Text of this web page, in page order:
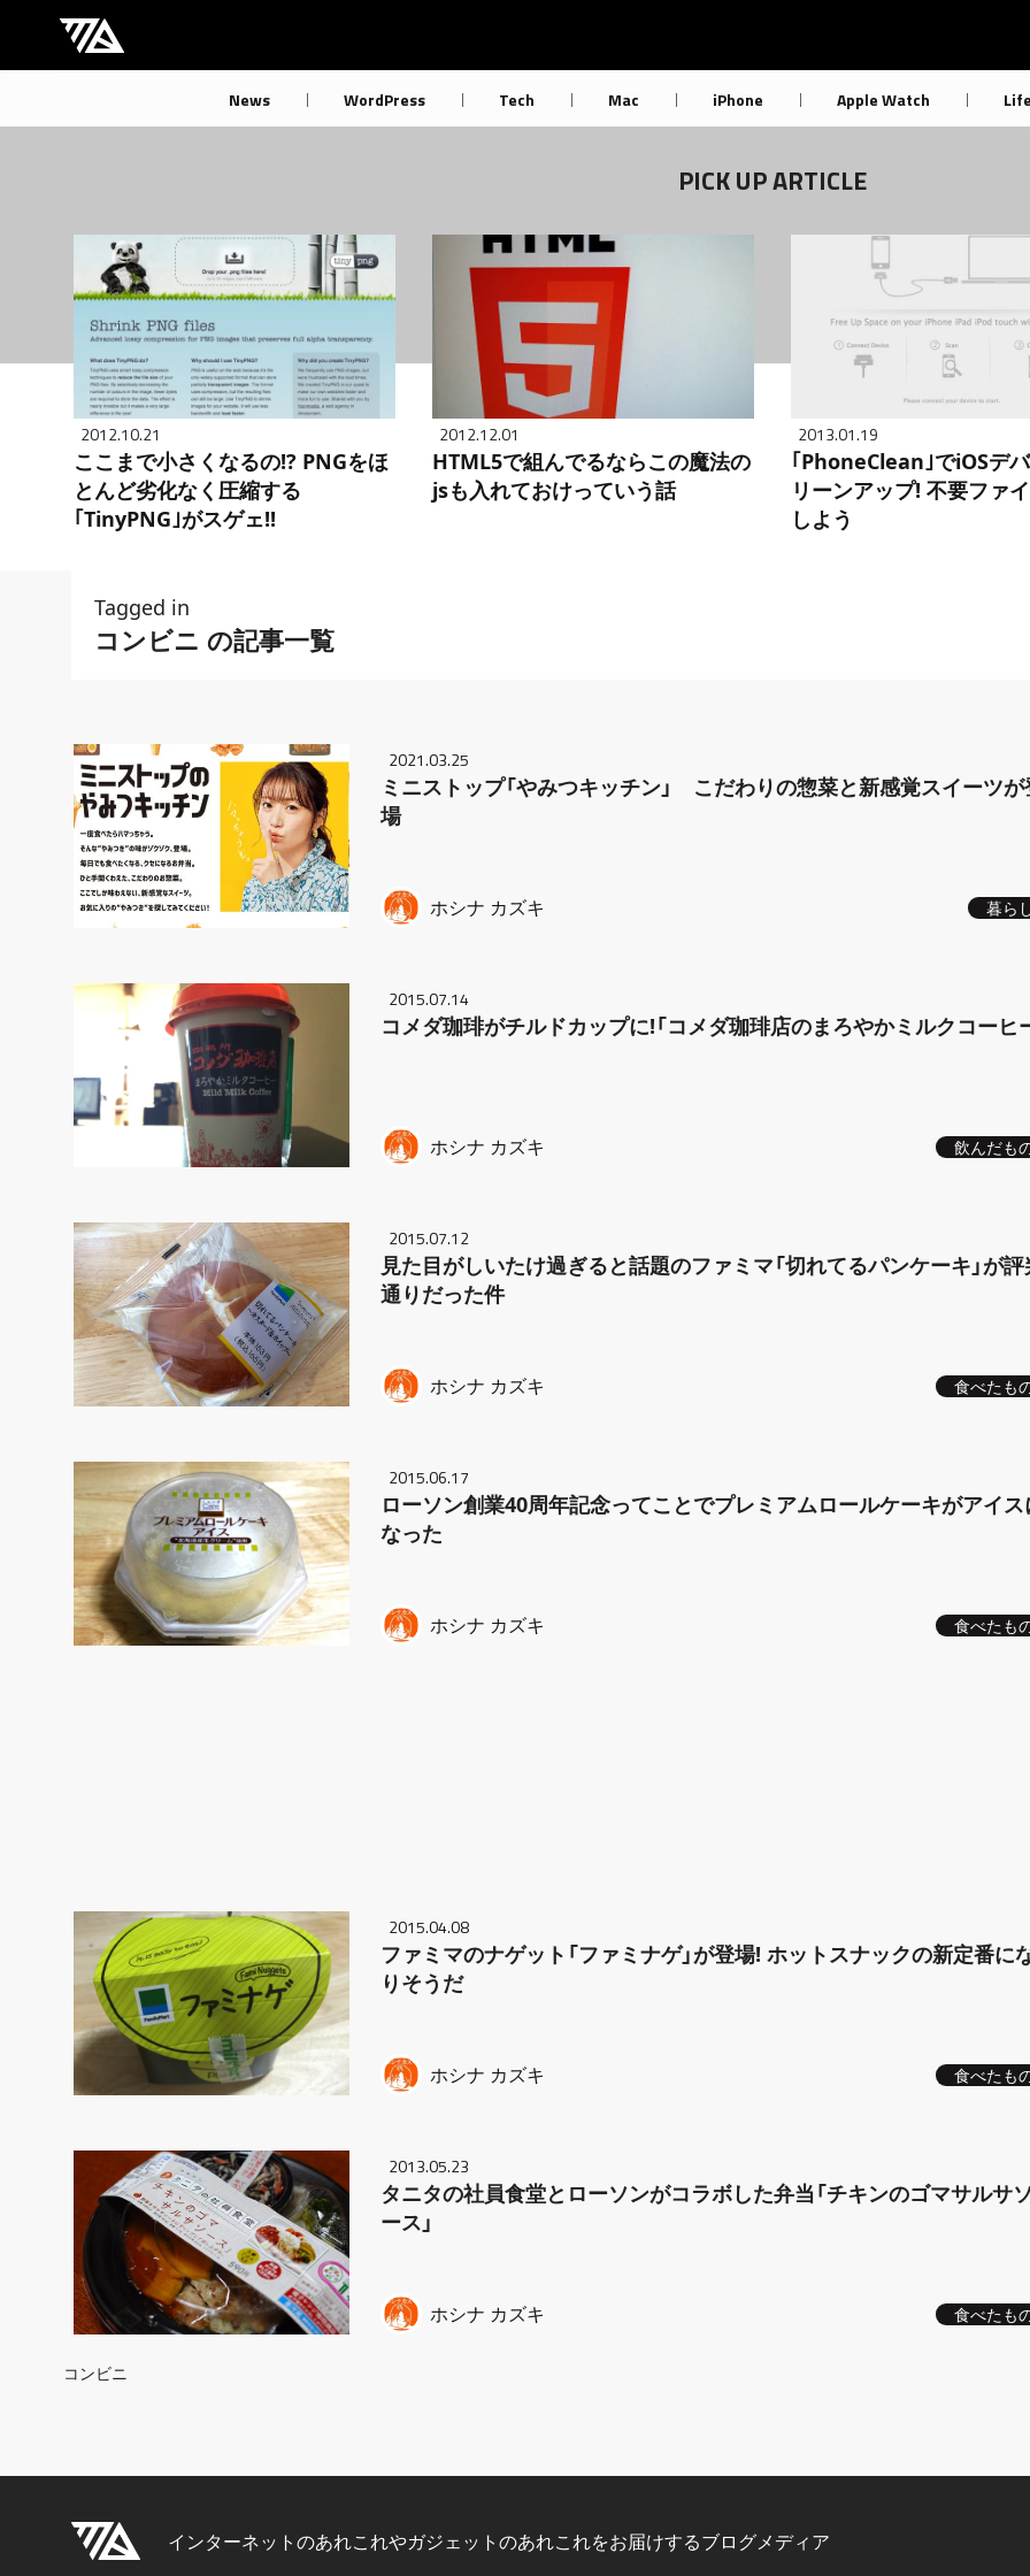
[M] mbdb [モバデビ]
News WordPress Tech Mac iPhone Apple Watch
PICK UP ARTICLE
2012.10.21
ここまで小さくなるの!? PNGをほ
とんど劣化なく圧縮する
｢TinyPNG｣がスゲェ!!
2012.12.01
HTML5で組んでるならこの魔法の
jsも入れておけっていう話
2013.01.19
｢PhoneClean｣でiOSデ
リーンアップ! 不要ファ
しよう
Tagged in
コンビニ の記事一覧
2021.03.25
ミニストップ「やみつキッチン」 こだわりの惣菜と新感覚スイーツが
場
ホシナ カズキ 暮ら
2015.07.14
コメダ珈琲がチルドカップに!「コメダ珈琲店のまろやかミルクコーヒ
ホシナ カズキ 飲んだも
2015.07.12
見た目がしいたけ過ぎると話題のファミマ「切れてるパンケーキ」が評
通りだった件
ホシナ カズキ 食べたも
2015.06.17
ローソン創業40周年記念ってことでプレミアムロールケーキがアイス
なった
ホシナ カズキ 食べたも
2015.04.08
ファミマのナゲット「ファミナゲ」が登場! ホットスナックの新定番に
りそうだ
ホシナ カズキ 食べたも
2013.05.23
タニタの社員食堂とローソンがコラボした弁当「チキンのゴマサルサ
ース」
ホシナ カズキ 食べたも
Breadcrumb
コンビニ
インターネットのあれこれやガジェットのあれこれをお届けするブログメディア